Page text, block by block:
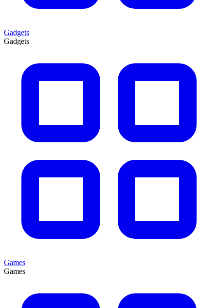
Gadgets
Gadgets
Games
Games